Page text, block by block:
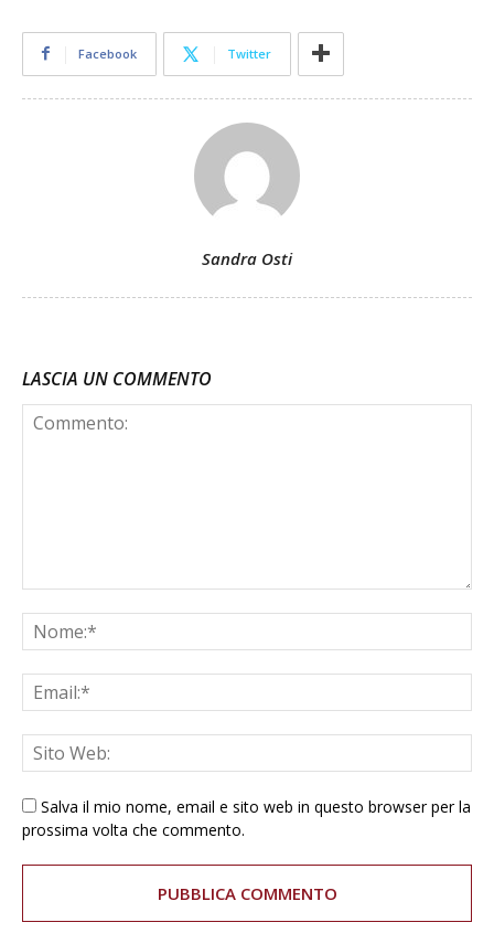
Facebook Twitter
Sandra Osti
LASCIA UN COMMENTO
Salva il mio nome, email e sito web in questo browser per la
prossima volta che commento.